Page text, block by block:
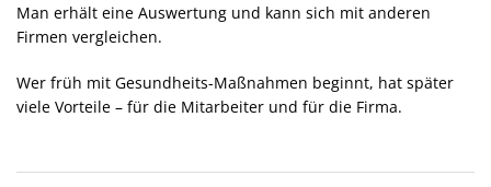
Man erhält eine Auswertung und kann sich mit anderen
Firmen vergleichen.
Wer früh mit Gesundheits-Maßnahmen beginnt, hat später
viele Vorteile – für die Mitarbeiter und für die Firma.